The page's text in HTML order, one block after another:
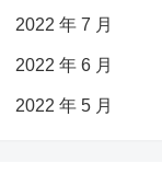
2022 年 7 月
2022 年 6 月
2022 年 5 月